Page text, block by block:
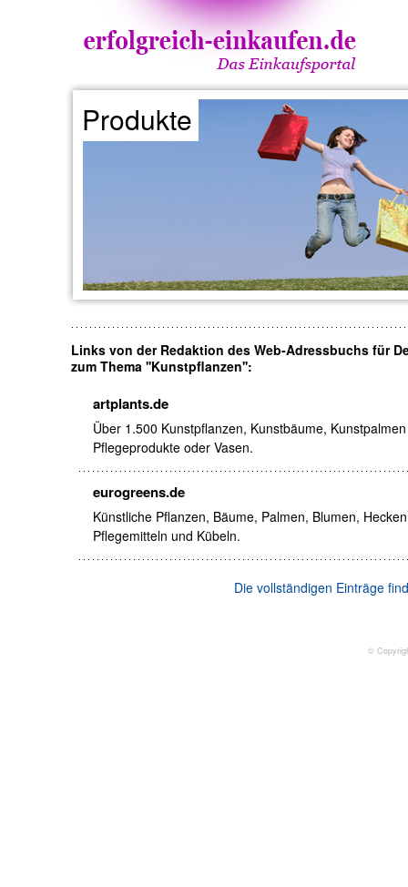
Produkte
Links von der Redaktion des Web-Adressbuchs für
zum Thema ''Kunstpflanzen'':
artplants.de
Über 1.500 Kunstpflanzen, Kunstbäume,
Pflegeprodukte oder Vasen.
eurogreens.de
Künstliche Pflanzen, Bäume, Palmen, Blumen,
Pflegemitteln und Kübeln.
Die vollständigen Einträge
©